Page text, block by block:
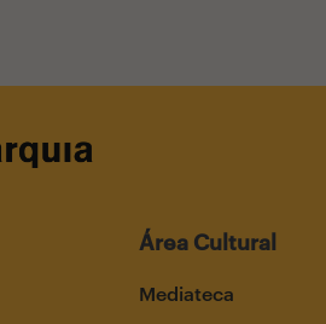
Área Cultural
Mediateca